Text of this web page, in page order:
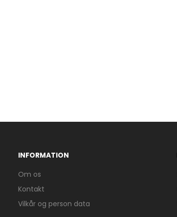
INFORMATION
Om os
Kontakt
Vilkår og person data